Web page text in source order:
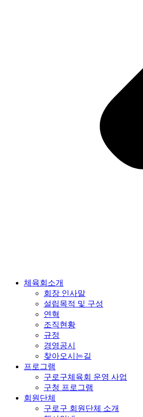
체육회소개
회장 인사말
설립목적 및 구성
연혁
조직현황
규정
경영공시
찾아오시는길
프로그램
구로구체육회 운영 사업
구청 프로그램
회원단체
구로구 회원단체 소개